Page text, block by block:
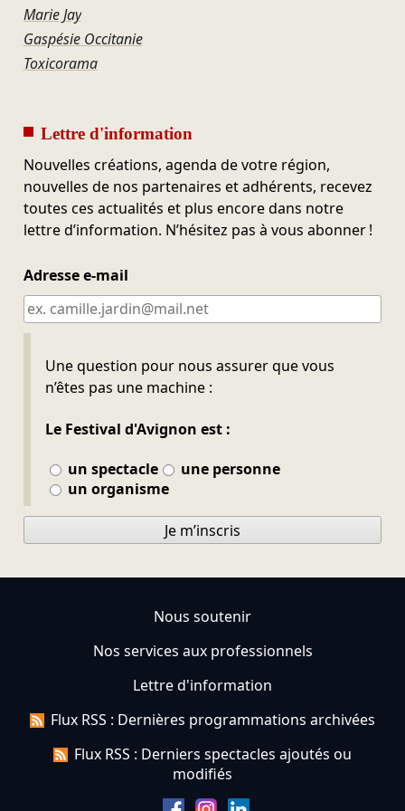
Marie Jay
Gaspésie Occitanie
Toxicorama
Lettre d'information
Nouvelles créations, agenda de votre région,
nouvelles de nos partenaires et adhérents, recevez
toutes ces actualités et plus encore dans notre
lettre d’information. N’hésitez pas à vous abonner !
Adresse e-mail
Une question pour nous assurer que vous
n’êtes pas une machine :
Le Festival d'Avignon est :
un spectacle
une personne
un organisme
Ne pas remplir
Je m’inscris
Nous soutenir
Nos services aux professionnels
Lettre d'information
Flux RSS : Dernières programmations archivées
Flux RSS : Derniers spectacles ajoutés ou
modifiés